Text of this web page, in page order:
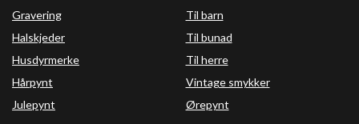
Gravering
Halskjeder
Husdyrmerke
Hårpynt
Julepynt
Til barn
Til bunad
Til herre
Vintage smykker
Ørepynt